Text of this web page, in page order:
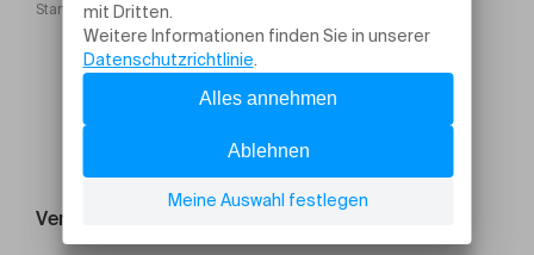
Startseite Visite Guidée
Veranstaltung suchen